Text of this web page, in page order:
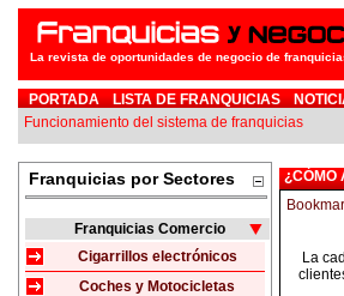
La revista de oportunidades de negocio de
PORTADA LISTA DE FRANQUICIAS
Funcionamiento del sistema de franquicias
Franquicias por Sectores
Franquicias Comercio
Cigarrillos electrónicos
Coches y Motocicletas
¿CÓMO
La